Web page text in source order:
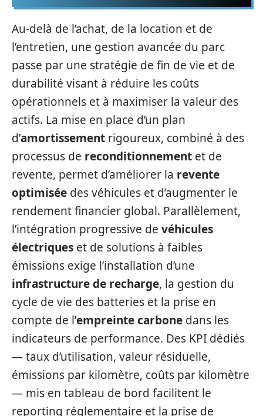
Au-delà de l’achat, de la location et de
l’entretien, une gestion avancée du parc
passe par une stratégie de fin de vie et de
durabilité visant à réduire les coûts
opérationnels et à maximiser la valeur des
actifs. La mise en place d’un plan
d’amortissement rigoureux, combiné à des
processus de reconditionnement et de
revente, permet d’améliorer la revente
optimisée des véhicules et d’augmenter le
rendement financier global. Parallèlement,
l’intégration progressive de véhicules
électriques et de solutions à faibles
émissions exige l’installation d’une
infrastructure de recharge, la gestion du
cycle de vie des batteries et la prise en
compte de l’empreinte carbone dans les
indicateurs de performance. Des KPI dédiés
— taux d’utilisation, valeur résiduelle,
émissions par kilomètre, coûts par kilomètre
— mis en tableau de bord facilitent le
reporting réglementaire et la prise de